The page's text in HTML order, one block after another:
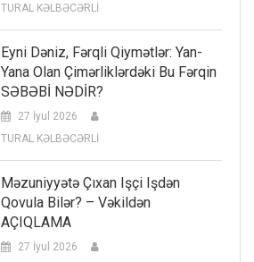
TURAL KƏLBƏCƏRLİ
Eyni Dəniz, Fərqli Qiymətlər: Yan-
Yana Olan Çimərliklərdəki Bu Fərqin
SƏBƏBİ NƏDİR?
27 İyul 2026
TURAL KƏLBƏCƏRLİ
Məzuniyyətə Çıxan Işçi Işdən
Qovula Bilər? – Vəkildən
AÇIQLAMA
27 İyul 2026